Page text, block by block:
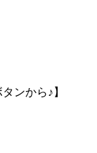
ンから♪】